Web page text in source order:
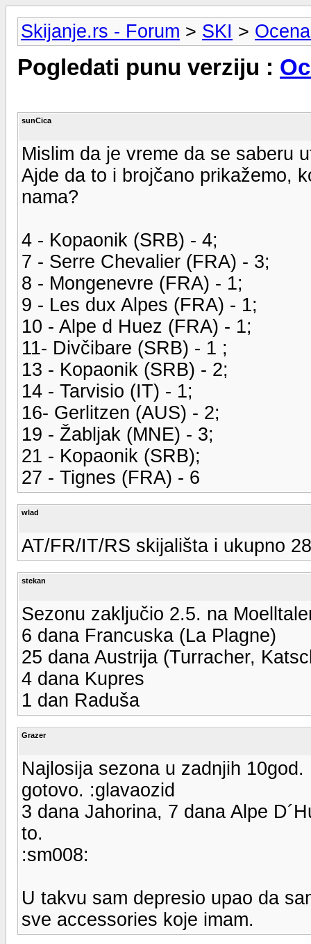
Skijanje.rs - Forum > SKI >
Pogledati punu verziju :
sunCica
Mislim da je vreme da se saberu
Ajde da to i brojčano prikažemo,
nama?
4 - Kopaonik (SRB) - 4;
7 - Serre Chevalier (FRA) - 3;
8 - Mongenevre (FRA) - 1;
9 - Les dux Alpes (FRA) - 1;
10 - Alpe d Huez (FRA) - 1;
11- Divčibare (SRB) - 1 ;
13 - Kopaonik (SRB) - 2;
14 - Tarvisio (IT) - 1;
16- Gerlitzen (AUS) - 2;
19 - Žabljak (MNE) - 3;
21 - Kopaonik (SRB);
27 - Tignes (FRA) - 6
wlad
AT/FR/IT/RS skijališta i ukupno
stekan
Sezonu zaključio 2.5. na
6 dana Francuska (La Plagne)
25 dana Austrija (Turracher,
4 dana Kupres
1 dan Raduša
Grazer
Najlosija sezona u zadnjih
gotovo. :glavaozid
3 dana Jahorina, 7 dana Alpe
to.
:sm008:
U takvu sam depresio upao da
sve accessories koje imam.